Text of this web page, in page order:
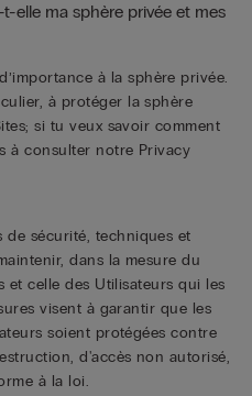
elle ma sphère privée et mes
à la sphère privée.
à protéger la sphère
si tu veux savoir comment
à consulter notre Privacy
de sécurité, techniques et
dans la mesure du
et celle des Utilisateurs qui les
visent à garantir que les
soient protégées contre
d'accès non autorisé,
à la loi.